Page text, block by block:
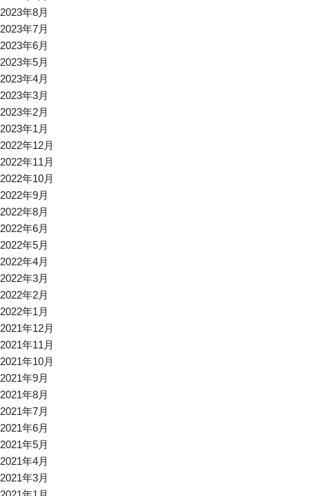
2023年8月
2023年7月
2023年6月
2023年5月
2023年4月
2023年3月
2023年2月
2023年1月
2022年12月
2022年11月
2022年10月
2022年9月
2022年8月
2022年6月
2022年5月
2022年4月
2022年3月
2022年2月
2022年1月
2021年12月
2021年11月
2021年10月
2021年9月
2021年8月
2021年7月
2021年6月
2021年5月
2021年4月
2021年3月